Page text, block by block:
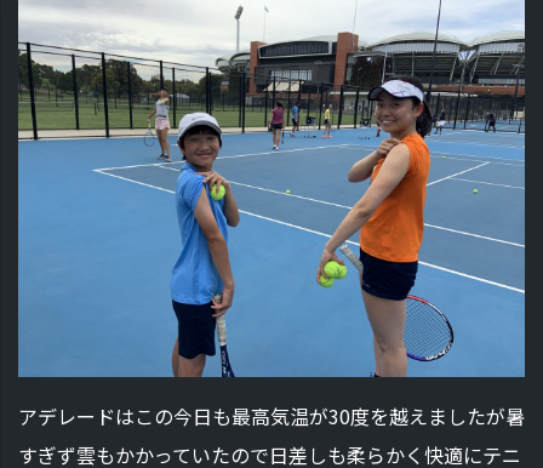
アデレードはこの今日も最高気温が30度を越えましたが暑
すぎず雲もかかっていたので日差しも柔らかく快適にテニ